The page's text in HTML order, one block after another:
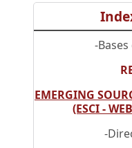
-
EMERGING
(ESCI -
-